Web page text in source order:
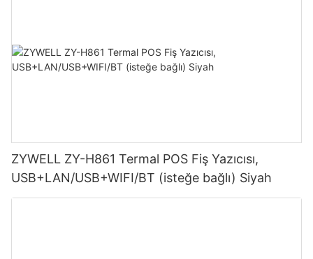
ZYWELL ZY-H861 Termal POS Fiş Yazıcısı,
USB+LAN/USB+WIFI/BT (isteğe bağlı) Siyah